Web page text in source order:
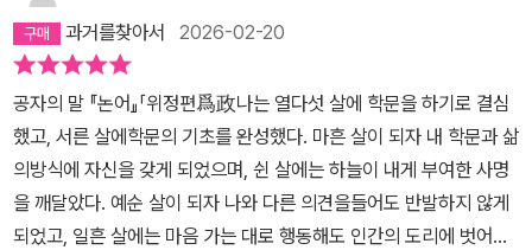
과거를찾아서 2026-02-20
공자의 말 『논어』「위정편爲政나는 열다섯 살에 학문을 하기로 결심
했고, 서른 살에학문의 기초를 완성했다. 마흔 살이 되자 내 학문과 삶
의방식에 자신을 갖게 되었으며, 쉰 살에는 하늘이 내게 부여한 사명
을 깨달았다. 예순 살이 되자 나와 다른 의견을들어도 반발하지 않게
되었고, 일흔 살에는 마음 가는 대로 행동해도 인간의 도리에 벗어남